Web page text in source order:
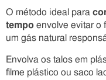
O método ideal para
tempo envolve evitar o
um gás natural
Envolva os talos em
filme plástico ou saco